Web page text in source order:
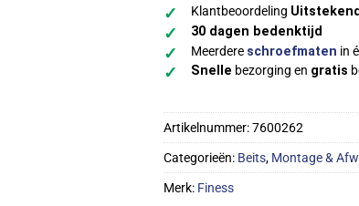
✓ Klantbeoordeling
✓ 30 dagen bedenktijd
✓ Meerdere schroefmaten in
✓ Snelle bezorging en gratis
Artikelnummer:7600262
Categorieën: Beits, Montage &
Merk: Finess